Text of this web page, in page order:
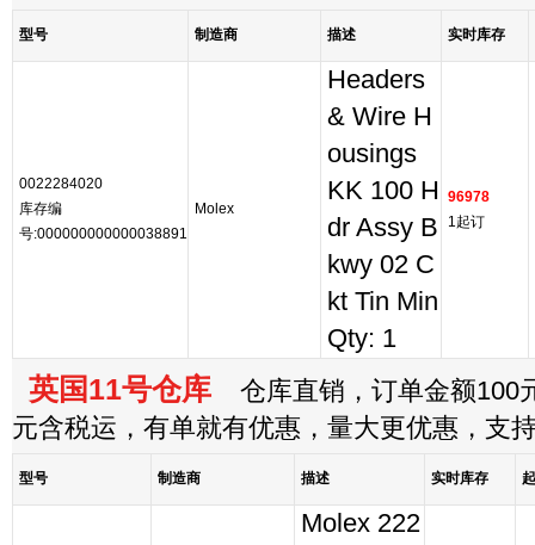
型号 制造商 描述 实时库存
0022284020
库存编
号:000000000000038891
Molex
Headers
& Wire H
ousings
KK 100 H
dr Assy B
kwy 02 C
kt Tin Min
Qty: 1
96978
1起订
英国11号仓库 仓库直销，订单金额100
元含税运，有单就有优惠，量大更优惠，支
型号 制造商 描述 实时库存
Molex 222